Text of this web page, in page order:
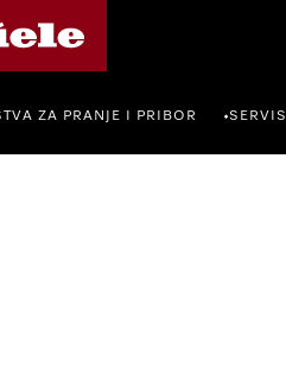
ZA PRANJE I PRIBOR •SERVIS